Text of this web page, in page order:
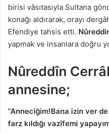
birisi vâsıtasıyla Sultana
konağı aldırarak, orayı
Efendiye tahsis etti.
yapmak ve insanlara doğru
Nûreddîn
annesine;
“Anneciğim!Bana izin ver
farz kıldığı vazîfemi